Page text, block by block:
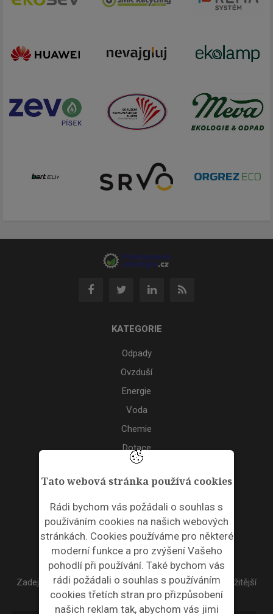
Tato webová stránka používá cookies
Rádi bychom vás požádali o souhlas s
používáním cookies na našich webových
stránkách. Cookies používáme pro některé
moderní funkce a pro zvýšení Vašeho
pohodlí při používání. Také bychom vás
rádi požádali o souhlas s používáním
cookies třetích stran pro přizpůsobení
našich reklam tak, abychom vás jimi
KATEGORIE
Odpady
Ovzduší
Energie
Voda
Chemie
Dotace
Akce
ODPADNÍ PLASTY
NEWSLETTER
Zadejte váš email a my Vám budeme zasílat ty nejdůležitější
informace, maximálně 1x týdně.